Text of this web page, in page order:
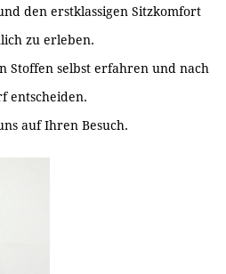
den erstklassigen Sitzkomfort
zu erleben.
Stoffen selbst erfahren und nach
entscheiden.
auf Ihren Besuch.